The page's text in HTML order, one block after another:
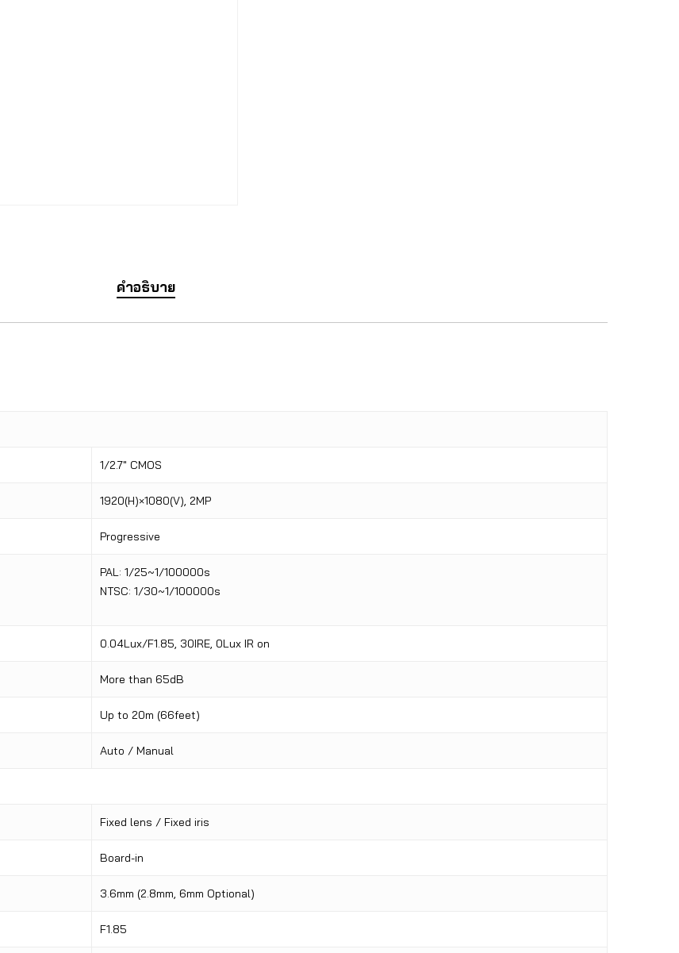
คำอธิบาย
1/2.7″ CMOS
1920(H)×1080(V), 2MP
Progressive
PAL: 1/25~1/100000s
NTSC: 1/30~1/100000s
0.04Lux/F1.85, 30IRE, 0Lux IR on
More than 65dB
Up to 20m (66feet)
Auto / Manual
Fixed lens / Fixed iris
Board-in
3.6mm (2.8mm, 6mm Optional)
F1.85